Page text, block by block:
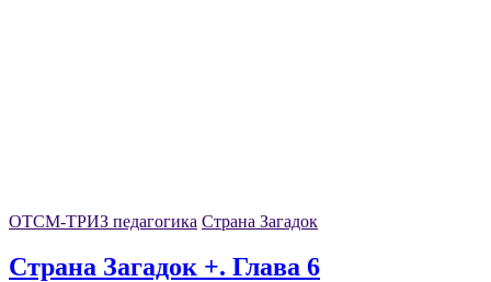
ОТСМ-ТРИЗ педагогика Страна Загадок
Страна Загадок +. Глава 6